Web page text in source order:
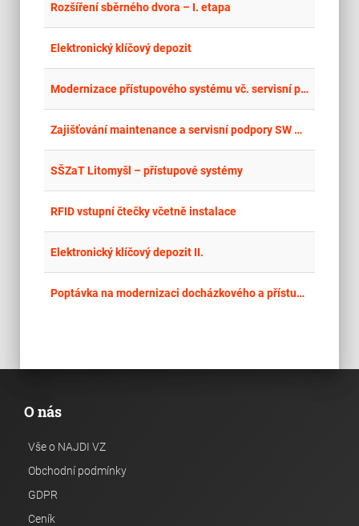
Rozšíření sběrného dvora – I. etapa
Elektronický klíčový depozit
Modernizace přístupového systému vč. servisní podpory
Zajišťování maintenance a servisní podpory SW AKTION.Next pro Oblastní nemocnici Náchod a.s.
SŠZaT Litomyšl – přístupové systémy
RFID vstupní čtečky včetně instalace
Elektronický klíčový depozit II.
Poptávka na modernizaci docházkového a přístupového systému
O nás
Vše o NAJDI VZ
Obchodní podmínky
GDPR
Ceník